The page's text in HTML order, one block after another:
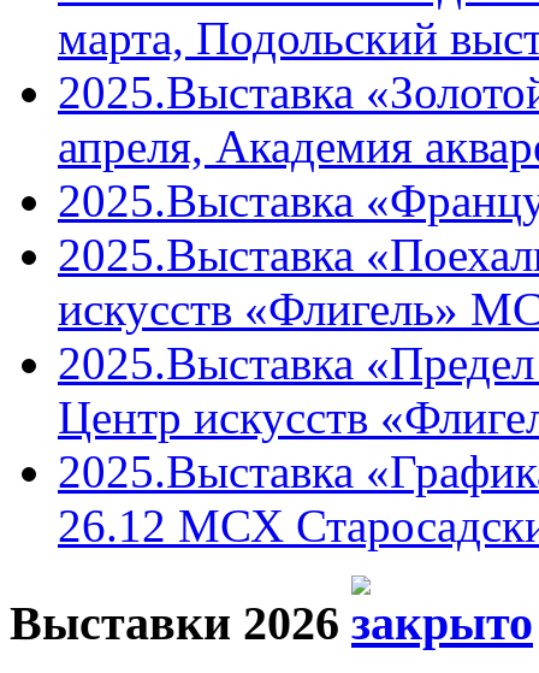
марта, Подольский
2025.Выставка
апреля, Академия
2025.Выставка
2025.Выставка
искусств «Флигель»
2025.Выставка
Центр искусств
2025.Выставка
26.12 МСХ
Выставки 2026